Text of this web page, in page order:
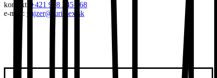
kontakt: +421 908 245 668
e-mail: vajzer@turimex.sk